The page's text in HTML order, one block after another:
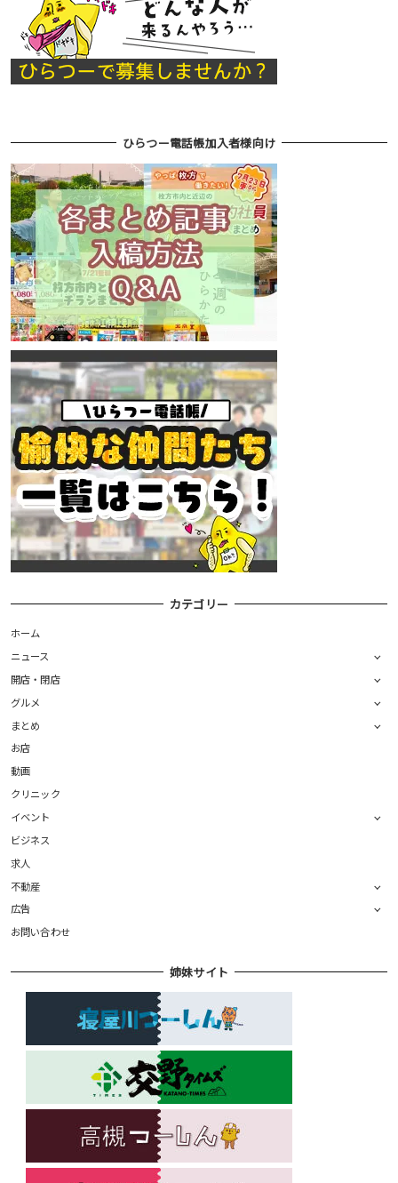
ひらつー電話帳加入者様向け
カテゴリー
ホーム
ニュース
開店・閉店
グルメ
まとめ
お店
動画
クリニック
イベント
ビジネス
求人
不動産
広告
お問い合わせ
姉妹サイト